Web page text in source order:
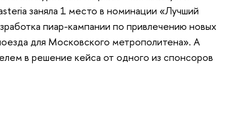
заняла 1 место в номинации «Лучший
пиар-кампании по привлечению новых
для Московского метрополитена». А
в решение кейса от одного из спонсоров